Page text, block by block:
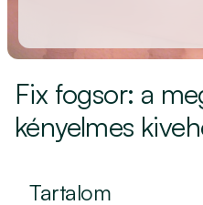
Fix fogsor: a
kényelmes
Tartalom